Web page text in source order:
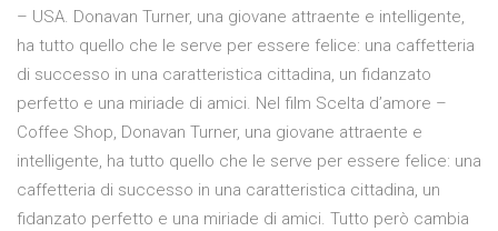
– USA. Donavan Turner, una giovane attraente e intelligente,
ha tutto quello che le serve per essere felice: una caffetteria
di successo in una caratteristica cittadina, un fidanzato
perfetto e una miriade di amici. Nel film Scelta d’amore –
Coffee Shop, Donavan Turner, una giovane attraente e
intelligente, ha tutto quello che le serve per essere felice: una
caffetteria di successo in una caratteristica cittadina, un
fidanzato perfetto e una miriade di amici. Tutto però cambia